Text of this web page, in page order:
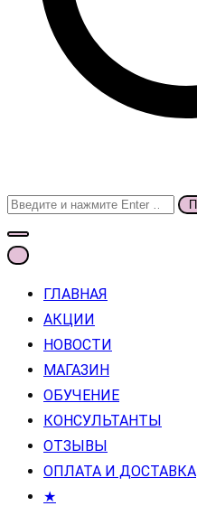
Поиск
для:
ГЛАВНАЯ
АКЦИИ
НОВОСТИ
МАГАЗИН
ОБУЧЕНИЕ
КОНСУЛЬТАНТЫ
ОТЗЫВЫ
ОПЛАТА И ДОСТАВКА
★